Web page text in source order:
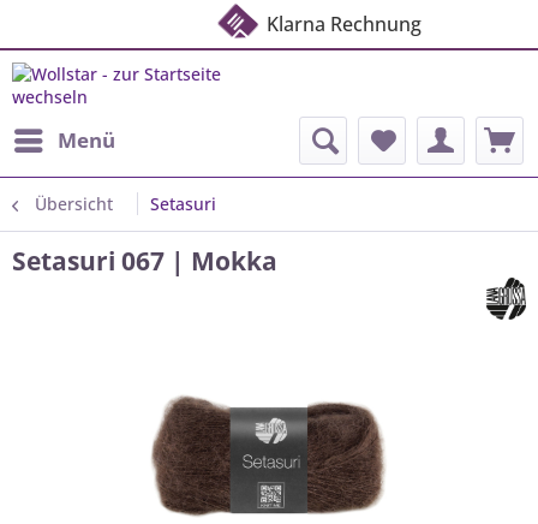
Klarna Rechnung
Menü
Übersicht Setasuri
Setasuri 067 | Mokka